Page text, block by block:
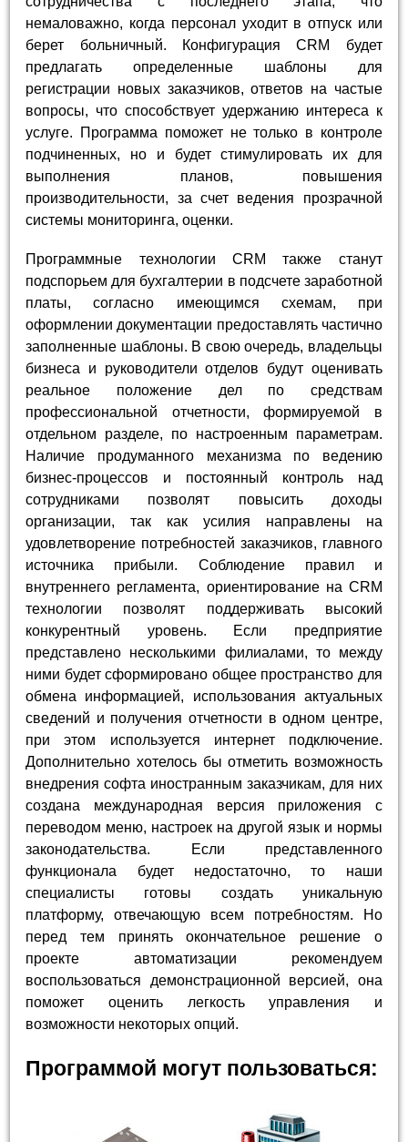
немаловажно, когда персонал уходит в отпуск или
берет больничный. Конфигурация CRM будет
предлагать определенные шаблоны для
регистрации новых заказчиков, ответов на частые
вопросы, что способствует удержанию интереса к
услуге. Программа поможет не только в контроле
подчиненных, но и будет стимулировать их для
выполнения планов, повышения
производительности, за счет ведения прозрачной
системы мониторинга, оценки.
Программные технологии CRM также станут
подспорьем для бухгалтерии в подсчете заработной
платы, согласно имеющимся схемам, при
оформлении документации предоставлять частично
заполненные шаблоны. В свою очередь, владельцы
бизнеса и руководители отделов будут оценивать
реальное положение дел по средствам
профессиональной отчетности, формируемой в
отдельном разделе, по настроенным параметрам.
Наличие продуманного механизма по ведению
бизнес-процессов и постоянный контроль над
сотрудниками позволят повысить доходы
организации, так как усилия направлены на
удовлетворение потребностей заказчиков, главного
источника прибыли. Соблюдение правил и
внутреннего регламента, ориентирование на CRM
технологии позволят поддерживать высокий
конкурентный уровень. Если предприятие
представлено несколькими филиалами, то между
ними будет сформировано общее пространство для
обмена информацией, использования актуальных
сведений и получения отчетности в одном центре,
при этом используется интернет подключение.
Дополнительно хотелось бы отметить возможность
внедрения софта иностранным заказчикам, для них
создана международная версия приложения с
переводом меню, настроек на другой язык и нормы
законодательства. Если представленного
функционала будет недостаточно, то наши
специалисты готовы создать уникальную
платформу, отвечающую всем потребностям. Но
перед тем принять окончательное решение о
проекте автоматизации рекомендуем
воспользоваться демонстрационной версией, она
поможет оценить легкость управления и
возможности некоторых опций.
Программой могут пользоваться: